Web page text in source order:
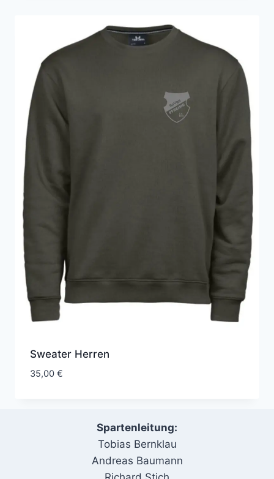
Sweater Herren
35,00 €
Spartenleitung:
Tobias Bernklau
Andreas Baumann